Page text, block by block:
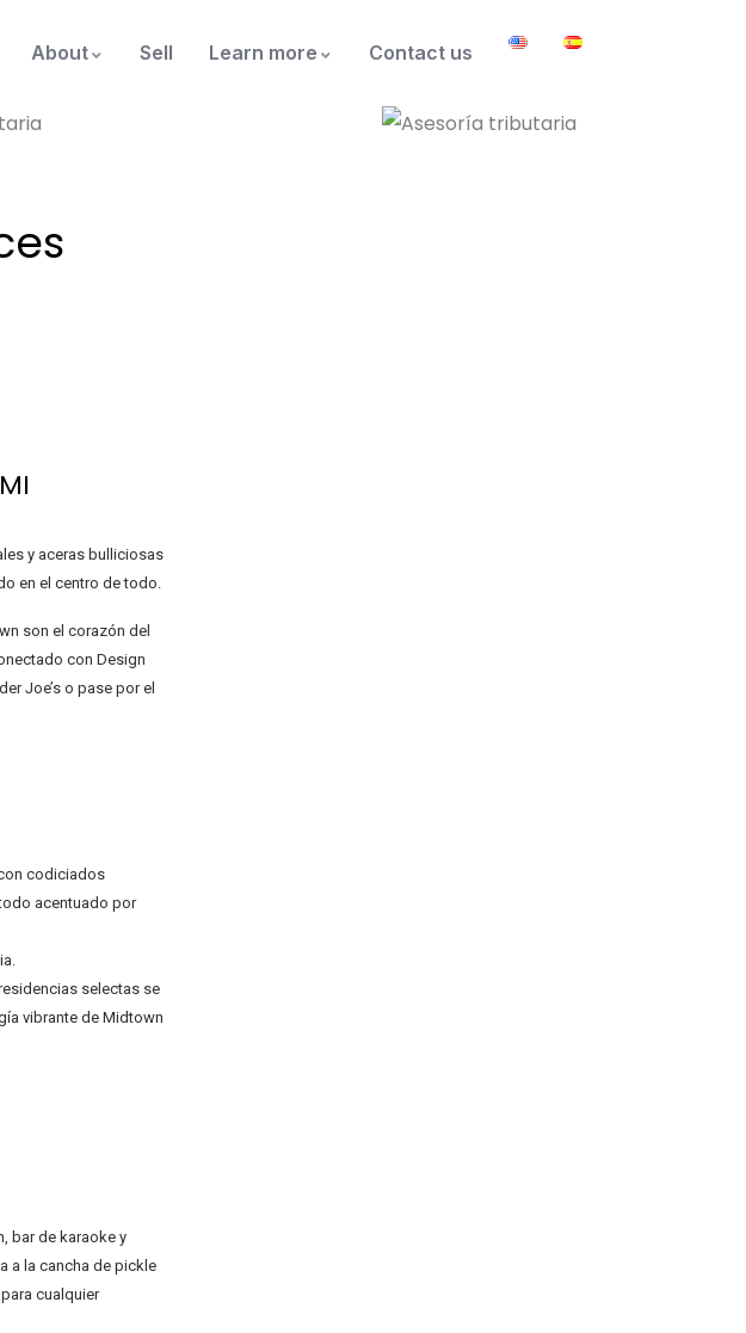
About Sell Learn more Contact us
y aceras bulliciosas
en el centro de todo.
son el corazón del
con Design
Joe’s o pase por el
codiciados
acentuado por
selectas se
vibrante de Midtown
bar de karaoke y
a la cancha de pickle
cualquier